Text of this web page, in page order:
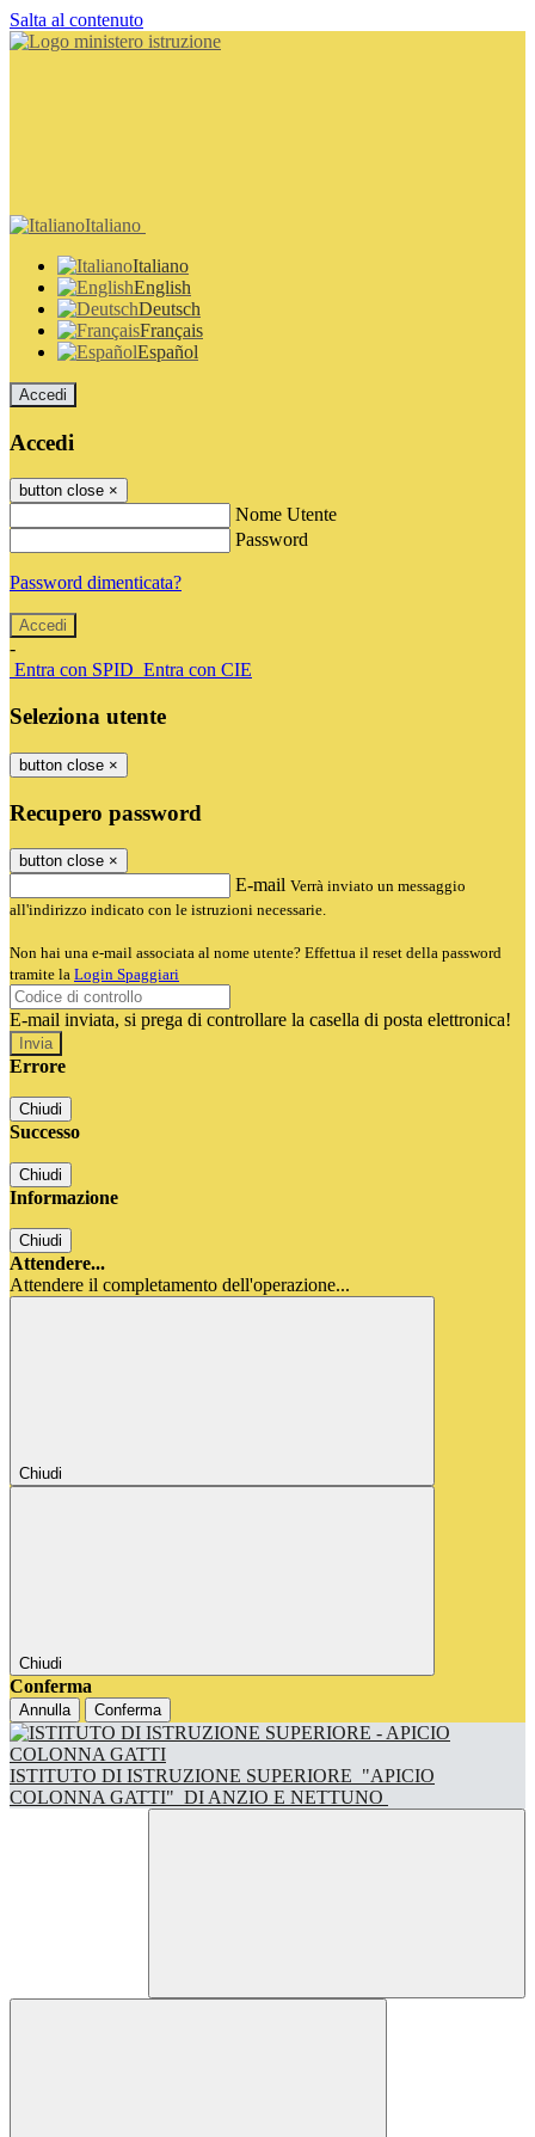
Salta al contenuto
Italiano
Italiano
English
Deutsch
Français
Español
Accedi
Accedi
button close ×
Nome Utente
Password
Password dimenticata?
-
Entra con SPID Entra con CIE
Seleziona utente
button close ×
Recupero password
button close ×
E-mail Verrà inviato un messaggio
all'indirizzo indicato con le istruzioni necessarie.
Non hai una e-mail associata al nome utente? Effettua il reset della password
tramite la Login Spaggiari
E-mail inviata, si prega di controllare la casella di posta elettronica!
Errore
Chiudi
Successo
Chiudi
Informazione
Chiudi
Attendere...
Attendere il completamento dell'operazione...
Chiudi
Chiudi
Conferma
Annulla Conferma
ISTITUTO DI ISTRUZIONE SUPERIORE "APICIO
COLONNA GATTI" DI ANZIO E NETTUNO